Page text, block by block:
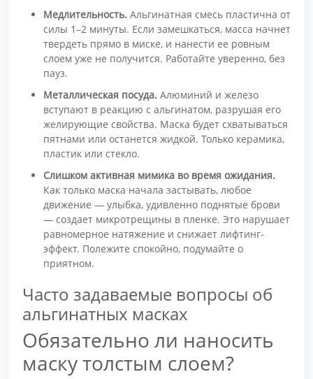
Медлительность. Альгинатная смесь пластична от
силы 1–2 минуты. Если замешкаться, масса начнет
твердеть прямо в миске, и нанести ее ровным
слоем уже не получится. Работайте уверенно, без
пауз.
Металлическая посуда. Алюминий и железо
вступают в реакцию с альгинатом, разрушая его
желирующие свойства. Маска будет схватываться
пятнами или останется жидкой. Только керамика,
пластик или стекло.
Слишком активная мимика во время ожидания.
Как только маска начала застывать, любое
движение — улыбка, удивленно поднятые брови
— создает микротрещины в пленке. Это нарушает
равномерное натяжение и снижает лифтинг-
эффект. Полежите спокойно, подумайте о
приятном.
Часто задаваемые вопросы об
альгинатных масках
Обязательно ли наносить
маску толстым слоем?